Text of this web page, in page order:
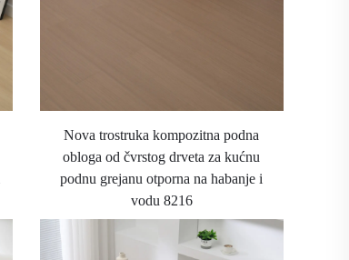
Nova trostruka kompozitna podna
obloga od čvrstog drveta za kućnu
podnu grejanu otporna na habanje i
vodu 8216